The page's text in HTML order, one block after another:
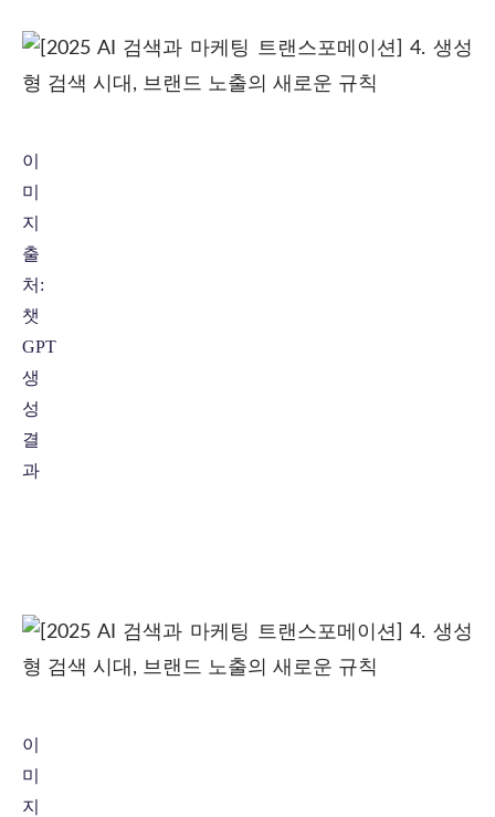
이
미
지
출
처:
챗
GPT
생
성
결
과
이
미
지